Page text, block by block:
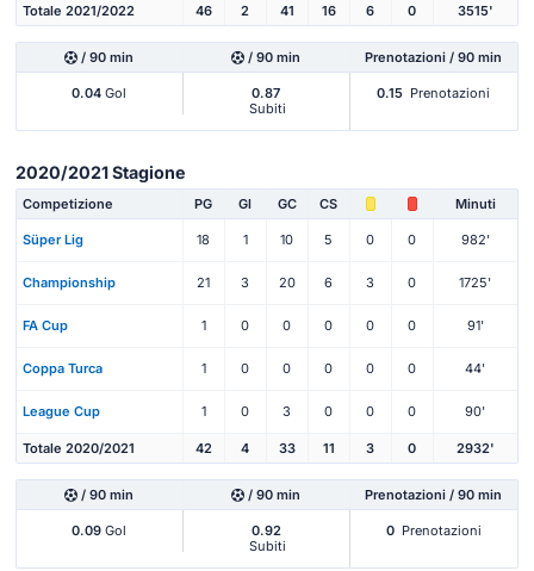
Totale 2021/2022 46 2 41 16 6 0 3515'
/ 90 min / 90 min Prenotazioni / 90 min
0.04 Gol
0.87
Subiti
0.15 Prenotazioni
2020/2021 Stagione
Competizione PG Gl GC CS Minuti
Süper Lig 18 1 10 5 0 0 982'
Championship 21 3 20 6 3 0 1725'
FA Cup 1 0 0 0 0 0 91'
Coppa Turca 1 0 0 0 0 0 44'
League Cup 1 0 3 0 0 0 90'
Totale 2020/2021 42 4 33 11 3 0 2932'
/ 90 min / 90 min Prenotazioni / 90 min
0.09 Gol
0.92
Subiti
0 Prenotazioni